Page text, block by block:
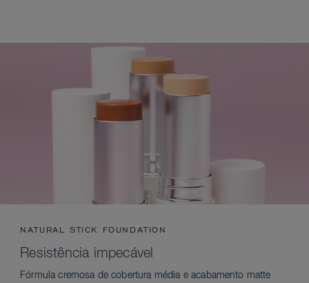
NATURAL STICK FOUNDATION
Resistência impecável
Fórmula cremosa de cobertura média e acabamento matte